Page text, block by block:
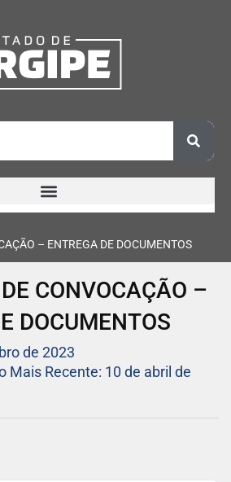
– ENTREGA DE DOCUMENTOS
CONVOCAÇÃO –
DOCUMENTOS
de 2023
Mais Recente: 10 de abril de